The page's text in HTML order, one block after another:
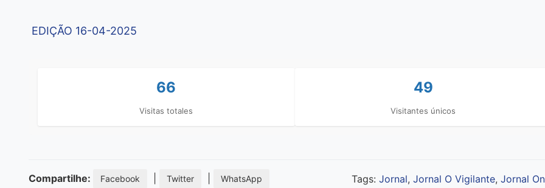
EDIÇÃO 16-04-2025
66
Visitas totales
49
Visitantes únicos
Compartilhe: Facebook Twitter WhatsApp Tags: Jornal, Jornal O Vigilante, Jornal